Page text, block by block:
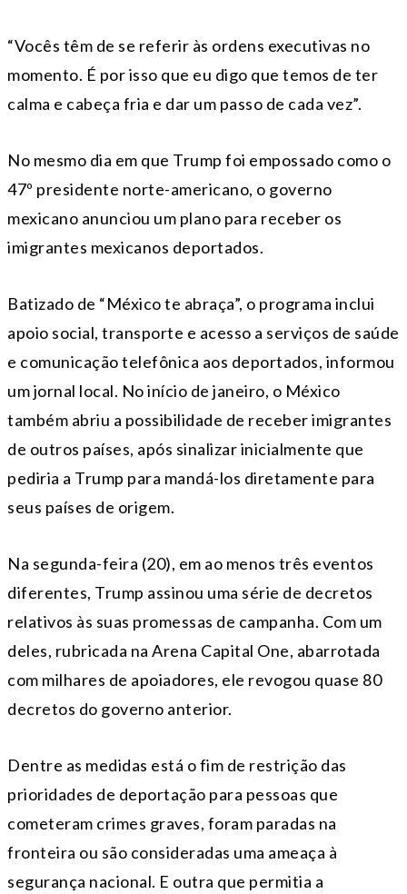
“Vocês têm de se referir às ordens executivas no
momento. É por isso que eu digo que temos de ter
calma e cabeça fria e dar um passo de cada vez”.
No mesmo dia em que Trump foi empossado como o
47º presidente norte-americano, o governo
mexicano anunciou um plano para receber os
imigrantes mexicanos deportados.
Batizado de “México te abraça”, o programa inclui
apoio social, transporte e acesso a serviços de saúde
e comunicação telefônica aos deportados, informou
um jornal local. No início de janeiro, o México
também abriu a possibilidade de receber imigrantes
de outros países, após sinalizar inicialmente que
pediria a Trump para mandá-los diretamente para
seus países de origem.
Na segunda-feira (20), em ao menos três eventos
diferentes, Trump assinou uma série de decretos
relativos às suas promessas de campanha. Com um
deles, rubricada na Arena Capital One, abarrotada
com milhares de apoiadores, ele revogou quase 80
decretos do governo anterior.
Dentre as medidas está o fim de restrição das
prioridades de deportação para pessoas que
cometeram crimes graves, foram paradas na
fronteira ou são consideradas uma ameaça à
segurança nacional. E outra que permitia a